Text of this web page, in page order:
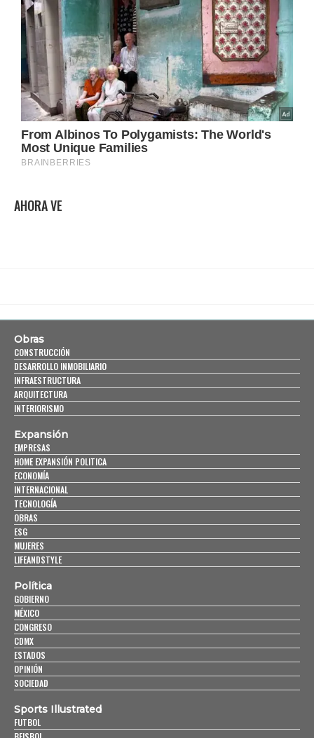
AHORA VE
Obras
CONSTRUCCIÓN
DESARROLLO INMOBILIARIO
INFRAESTRUCTURA
ARQUITECTURA
INTERIORISMO
Expansión
EMPRESAS
HOME EXPANSIÓN POLITICA
ECONOMÍA
INTERNACIONAL
TECNOLOGÍA
OBRAS
ESG
MUJERES
LIFEANDSTYLE
Política
GOBIERNO
MÉXICO
CONGRESO
CDMX
ESTADOS
OPINIÓN
SOCIEDAD
Sports Illustrated
FUTBOL